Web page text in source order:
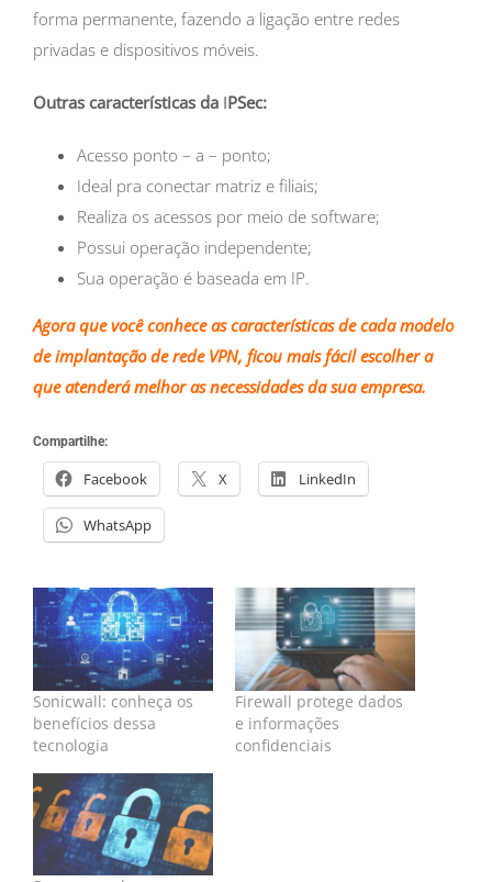
forma permanente, fazendo a ligação entre redes
privadas e dispositivos móveis.
Outras características da IPSec:
Acesso ponto – a – ponto;
Ideal pra conectar matriz e filiais;
Realiza os acessos por meio de software;
Possui operação independente;
Sua operação é baseada em IP.
Agora que você conhece as características de cada modelo
de implantação de rede VPN, ficou mais fácil escolher a
que atenderá melhor as necessidades da sua empresa.
Compartilhe:
Facebook X LinkedIn
WhatsApp
Sonicwall: conheça os
benefícios dessa
tecnologia
Firewall protege dados
e informações
confidenciais